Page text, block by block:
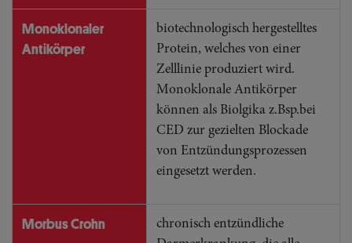
Monoklonaler
Antikörper
biotechnologisch hergestelltes
Protein, welches von einer
Zelllinie produziert wird.
Monoklonale Antikörper
können als Biolgika z.Bsp.bei
CED zur gezielten Blockade
von Entzündungsprozessen
eingesetzt werden.
Morbus Crohn
chronisch entzündliche